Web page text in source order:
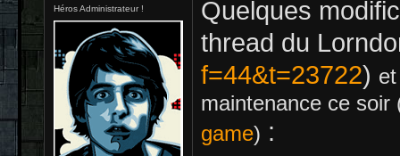
Héros Administrateur !
Quelques
thread du
f=44&t=23722)
maintenance ce soir
game) :